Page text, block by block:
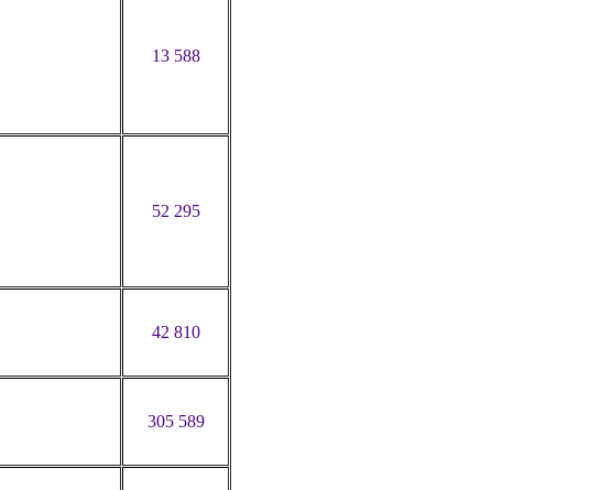
13 588
52 295
42 810
305 589